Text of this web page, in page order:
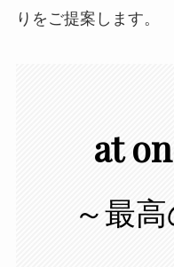
りをご提案します。
at
～最